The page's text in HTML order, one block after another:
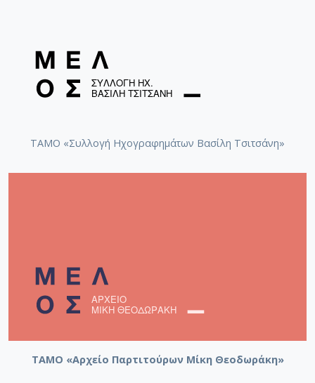
Les Amants de Teruel [1957]
Σονατίνα αρ. 2 [1958-02-04]
Επιτάφιος [1955]
ΤΑΜΟ «Συλλογή Ηχογραφημάτων Βασίλη Τσιτσάνη»
ΤΑΜΟ «Αρχείο Παρτιτούρων Μίκη Θεοδωράκη»